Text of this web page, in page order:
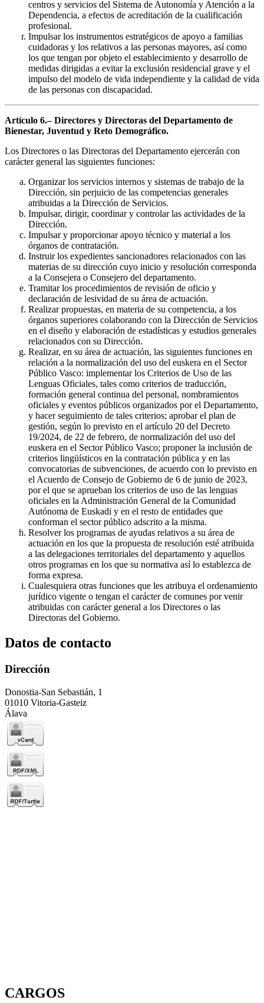
centros y servicios del Sistema de Autonomía y Atención a la
Dependencia, a efectos de acreditación de la cualificación
profesional.
Impulsar los instrumentos estratégicos de apoyo a familias
cuidadoras y los relativos a las personas mayores, así como
los que tengan por objeto el establecimiento y desarrollo de
medidas dirigidas a evitar la exclusión residencial grave y el
impulso del modelo de vida independiente y la calidad de vida
de las personas con discapacidad.
Artículo 6.– Directores y Directoras del Departamento de
Bienestar, Juventud y Reto Demográfico.
Los Directores o las Directoras del Departamento ejercerán con
carácter general las siguientes funciones:
Organizar los servicios internos y sistemas de trabajo de la
Dirección, sin perjuicio de las competencias generales
atribuidas a la Dirección de Servicios.
Impulsar, dirigir, coordinar y controlar las actividades de la
Dirección.
Impulsar y proporcionar apoyo técnico y material a los
órganos de contratación.
Instruir los expedientes sancionadores relacionados con las
materias de su dirección cuyo inicio y resolución corresponda
a la Consejera o Consejero del departamento.
Tramitar los procedimientos de revisión de oficio y
declaración de lesividad de su área de actuación.
Realizar propuestas, en materia de su competencia, a los
órganos superiores colaborando con la Dirección de Servicios
en el diseño y elaboración de estadísticas y estudios generales
relacionados con su Dirección.
Realizar, en su área de actuación, las siguientes funciones en
relación a la normalización del uso del euskera en el Sector
Público Vasco: implementar los Criterios de Uso de las
Lenguas Oficiales, tales como criterios de traducción,
formación general continua del personal, nombramientos
oficiales y eventos públicos organizados por el Departamento,
y hacer seguimiento de tales criterios; aprobar el plan de
gestión, según lo previsto en el artículo 20 del Decreto
19/2024, de 22 de febrero, de normalización del uso del
euskera en el Sector Público Vasco; proponer la inclusión de
criterios lingüísticos en la contratación pública y en las
convocatorias de subvenciones, de acuerdo con lo previsto en
el Acuerdo de Consejo de Gobierno de 6 de junio de 2023,
por el que se aprueban los criterios de uso de las lenguas
oficiales en la Administración General de la Comunidad
Autónoma de Euskadi y en el resto de entidades que
conforman el sector público adscrito a la misma.
Resolver los programas de ayudas relativos a su área de
actuación en los que la propuesta de resolución esté atribuida
a las delegaciones territoriales del departamento y aquellos
otros programas en los que su normativa así lo establezca de
forma expresa.
Cualesquiera otras funciones que les atribuya el ordenamiento
jurídico vigente o tengan el carácter de comunes por venir
atribuidas con carácter general a los Directores o las
Directoras del Gobierno.
Datos de contacto
Dirección
Donostia-San Sebastián, 1
01010 Vitoria-Gasteiz
Álava
CARGOS